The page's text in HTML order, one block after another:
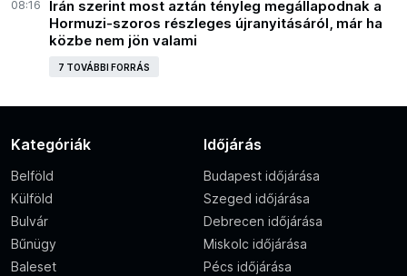
08:16
Irán szerint most aztán tényleg megállapodnak a
Hormuzi-szoros részleges újranyitásáról, már ha
közbe nem jön valami
7 TOVÁBBI FORRÁS
Kategóriák
Belföld
Külföld
Bulvár
Bűnügy
Baleset
Időjárás
Budapest időjárása
Szeged időjárása
Debrecen időjárása
Miskolc időjárása
Pécs időjárása